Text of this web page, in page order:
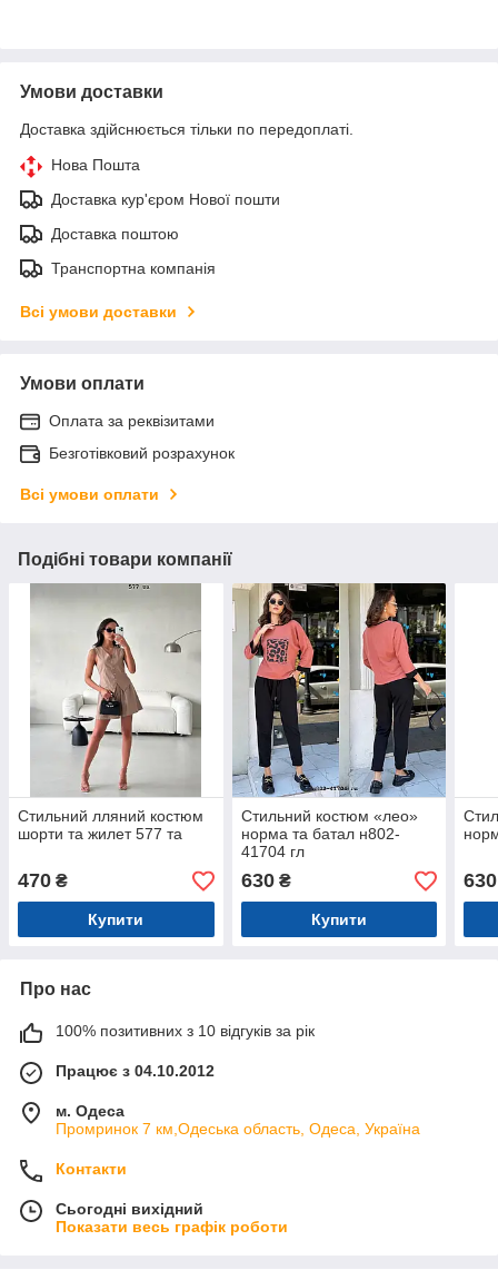
Умови доставки
Доставка здійснюється тільки по передоплаті.
Нова Пошта
Доставка кур'єром Нової пошти
Доставка поштою
Транспортна компанія
Всі умови доставки
Умови оплати
Оплата за реквізитами
Безготівковий розрахунок
Всі умови оплати
Подібні товари компанії
Стильний лляний костюм
шорти та жилет 577 та
470 ₴
Купити
Стильний костюм «лео»
норма та батал н802-
41704 гл
630₴
Купити
630
Про нас
100% позитивних з 10 відгуків за рік
Працює з 04.10.2012
м. Одеса
Промринок 7 км,Одеська область, Одеса, Україна
Контакти
Сьогодні вихідний
Показати весь графік роботи